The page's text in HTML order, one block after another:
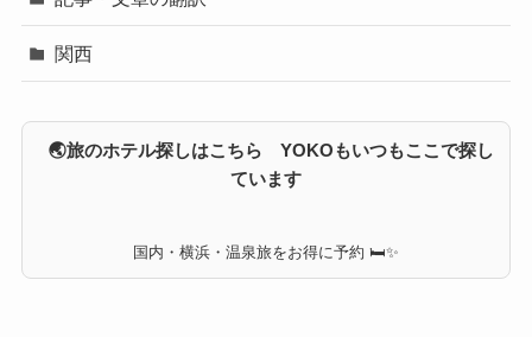
関西
🌏旅のホテル探しはこちら YOKOもいつもここで探し
ています